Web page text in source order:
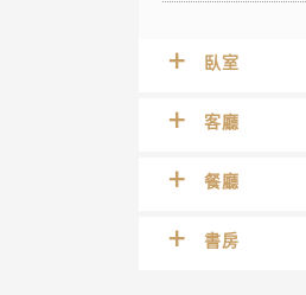
臥室
客廳
餐廳
書房